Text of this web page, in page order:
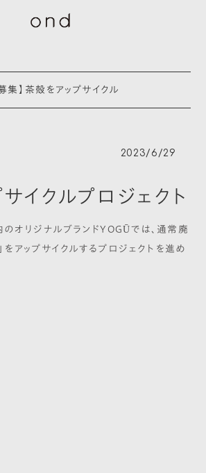
集】茶殻をアップサイクル
2023/6/29
イクルプロジェクト
オリジナルブランドYOGŪでは、通常廃
アップサイクルするプロジェクトを進め